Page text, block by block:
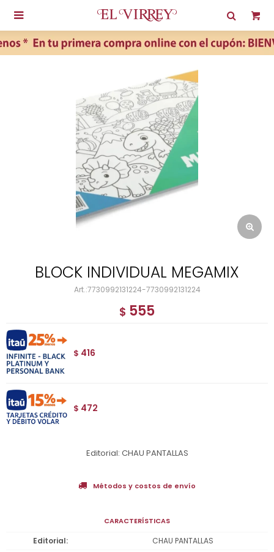

BLOCK INDIVIDUAL MEGAMIX
7730992131224-7730992131224
$ 555
$ 416
$ 472
Editorial: CHAU PANTALLAS
Métodos y costos de envío
CARACTERÍSTICAS
Editorial
CHAU PANTALLAS